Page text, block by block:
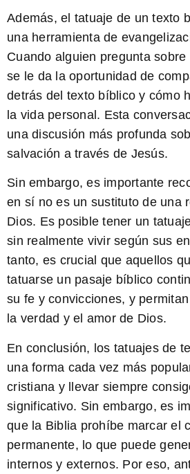
Además, el tatuaje de untexto
una herramienta de
Cuando alguien pregunta
se le da la oportunidad de
detrás del texto bíblico y cómo
la vida personal. Esta
una discusión más profunda
salvación a través de Jesús.
Sin embargo, es importante
en sí no es un sustituto de una
Dios. Es posible tener un
sin realmente vivir según sus
tanto, es crucial que aquellos
tatuarse un pasaje bíblico
su fe y convicciones, y
la verdad y el amor de Dios.
En conclusión, los tatuajes de
una forma cada vez más
cristiana y llevar siempre
significativo. Sin embargo, es
que la Biblia prohíbe marcar el
permanente, lo que puede
internos y externos. Por eso,